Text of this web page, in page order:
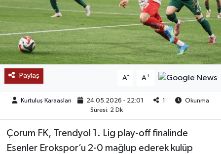
Paylaş A- A+
Kurtuluş Karaaslan 24.05.2026 - 22:01 1
Okunma
Süresi: 2 Dk
Çorum FK, Trendyol 1. Lig play-off finalinde
Esenler Erokspor’u 2-0 mağlup ederek kulüp
EĞİTİM
BÖLGE
KEŞFET
POPÜLER
TREND